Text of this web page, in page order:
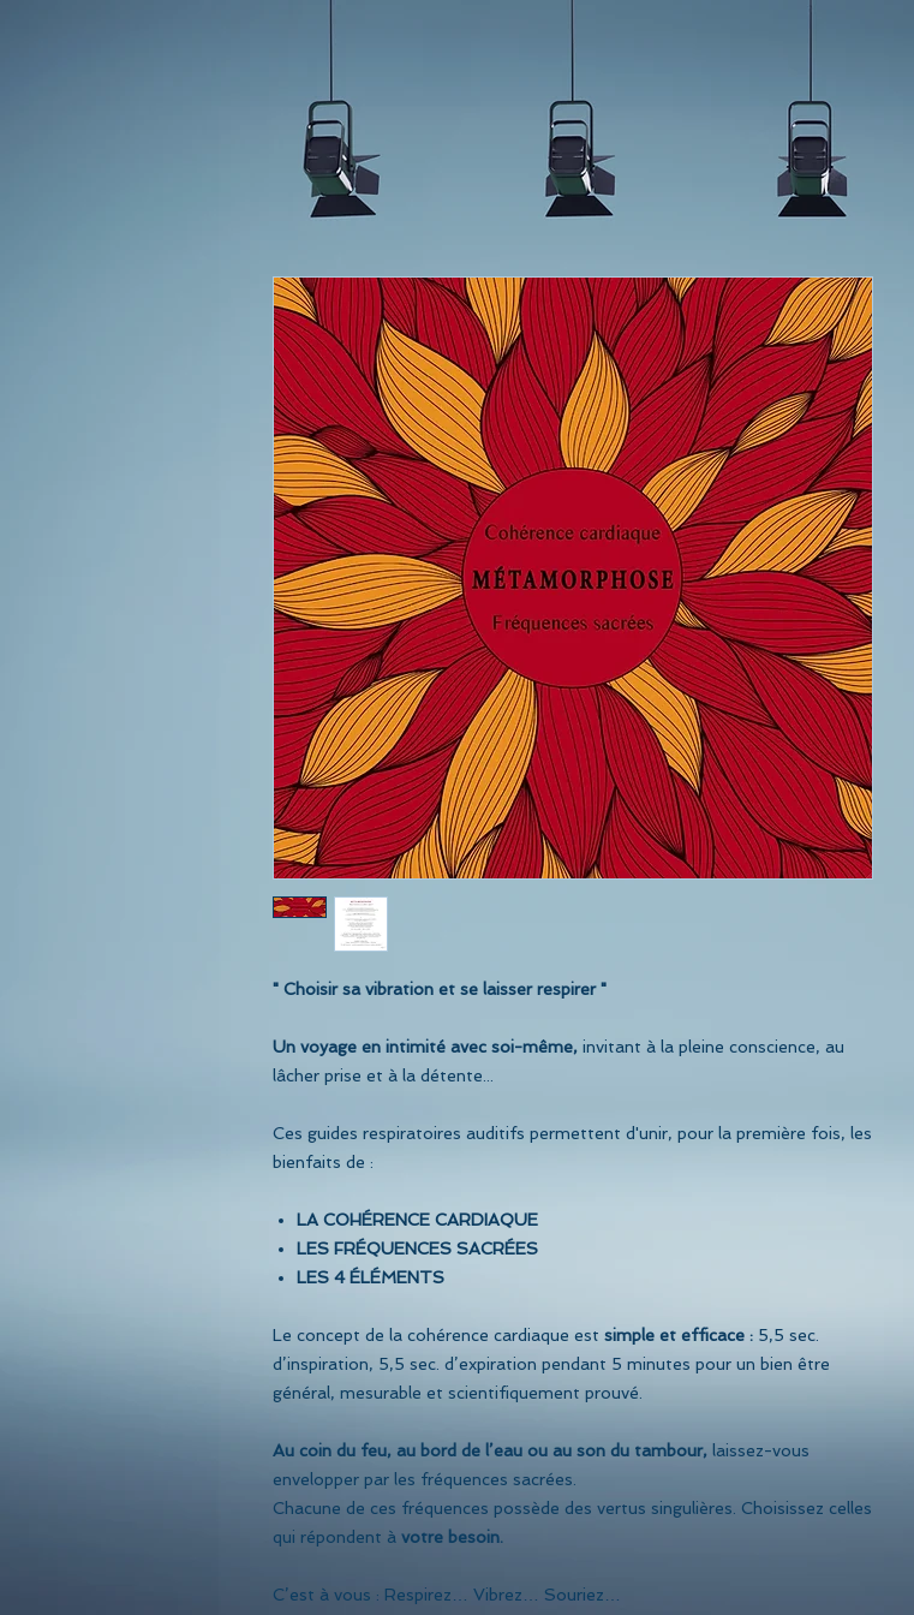
" Choisir sa vibration et se laisser respirer "
​Un voyage en intimité avec soi-même, invitant à la pleine conscience, au
lâcher prise et à la détente...
Ces guides respiratoires auditifs permettent d'unir, pour la première fois, les
bienfaits de :
LA COHÉRENCE CARDIAQUE
LES FRÉQUENCES SACRÉES
LES 4 ÉLÉMENTS
Le concept de la cohérence cardiaque est simple et efficace : 5,5 sec.
d’inspiration, 5,5 sec. d’expiration pendant 5 minutes pour un bien être
général, mesurable et scientifiquement prouvé.
Au coin du feu, au bord de l’eau ou au son du tambour, laissez-vous
envelopper par les fréquences sacrées.
Chacune de ces fréquences possède des vertus singulières. Choisissez celles
qui répondent à votre besoin.
C’est à vous : Respirez… Vibrez… Souriez…